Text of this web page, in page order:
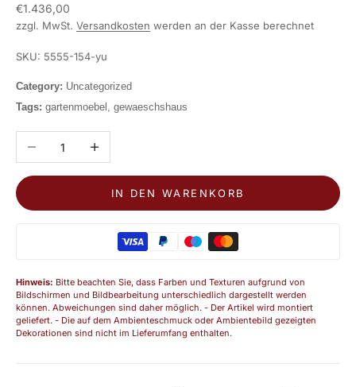
Angebot
€1.436,00
zzgl. MwSt. Versandkosten werden an der Kasse berechnet
SKU: 5555-154-yu
Category: Uncategorized
Tags: gartenmoebel, gewaeschshaus
Anzahl verringernAnzahl erhöhen
IN DEN WARENKORB
Hinweis: Bitte beachten Sie, dass Farben und Texturen aufgrund von
Bildschirmen und Bildbearbeitung unterschiedlich dargestellt werden
können. Abweichungen sind daher möglich. - Der Artikel wird montiert
geliefert. - Die auf dem Ambienteschmuck oder Ambientebild gezeigten
Dekorationen sind nicht im Lieferumfang enthalten.